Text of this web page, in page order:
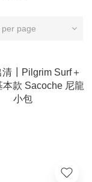
page